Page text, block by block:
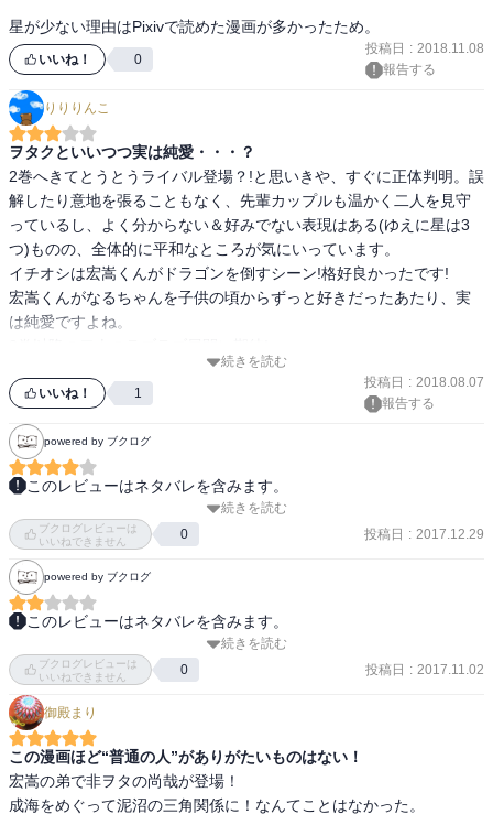
星が少ない理由はPixivで読めた漫画が多かったため。
いいね！ 0
投稿日 : 2018.11.08
報告する
りりりんこ
ヲタクといいつつ実は純愛・・・？
2巻へきてとうとうライバル登場？!と思いきや、すぐに正体判明。誤
解したり意地を張ることもなく、先輩カップルも温かく二人を見守
っているし、よく分からない＆好みでない表現はある(ゆえに星は3
つ)ものの、全体的に平和なところが気にいっています。
イチオシは宏嵩くんがドラゴンを倒すシーン!格好良かったです!
宏嵩くんがなるちゃんを子供の頃からずっと好きだったあたり、実
は純愛ですよね。
続きを読む
いいね！ 1
投稿日 : 2018.08.07
報告する
powered by ブクログ
このレビューはネタバレを含みます。
ヲタクが恋をすると何気に拗らせている分難しいのだが。
同じ趣味なら問題ないのだ。
が。
この2つのカップルは・・・微妙・・・
新キャラ、宏嵩の弟尚哉登場。宏嵩の7つ下。
兄貴と違う属性で・・・戸惑うわ。
相変わらずのドタバタありの。
爆笑ありの。
妄想ありまくりの漫画です。
続きを読む
ブクログレビューは
いいねできません
0 投稿日 : 2017.12.29
powered by ブクログ
このレビューはネタバレを含みます。
ヲタクに恋は難しいの二巻です。
今回は、宏嵩＆成海のカップルの他に樺倉＆小柳のカップルもたく
さん出て来ます。ここはここで楽しいカップルかと。特に二人の職
場と私生活のギャップとかが。
ゲーヲタの宏嵩が、腐女子な成海を「成海のことはもう手遅れと思
って諦めてます」と言っちゃいます。コラコラ！！手遅れはお互い
続きを読む
ブクログレビューは
いいねできません
0 投稿日 : 2017.11.02
御殿まり
この漫画ほど“普通の人”がありがたいものはない！
宏嵩の弟で非ヲタの尚哉が登場！
成海をめぐって泥沼の三角関係に！なんてことはなかった。